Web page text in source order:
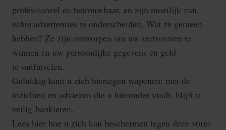
professioneel en betrouwbaar, en zijn moeilijk van
echte advertenties te onderscheiden. Wat ze gemeen
hebben? Ze zijn ontworpen om uw vertrouwen te
winnen en uw persoonlijke gegevens en geld
te ontfutselen.
Gelukkig kunt u zich hiertegen wapenen: met de
inzichten en adviezen die u hieronder vindt, blijft u
veilig bankieren.
Lees hier hoe u zich kan beschermen tegen deze vorm